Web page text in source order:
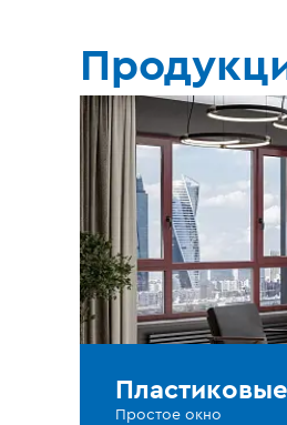
Простое окно